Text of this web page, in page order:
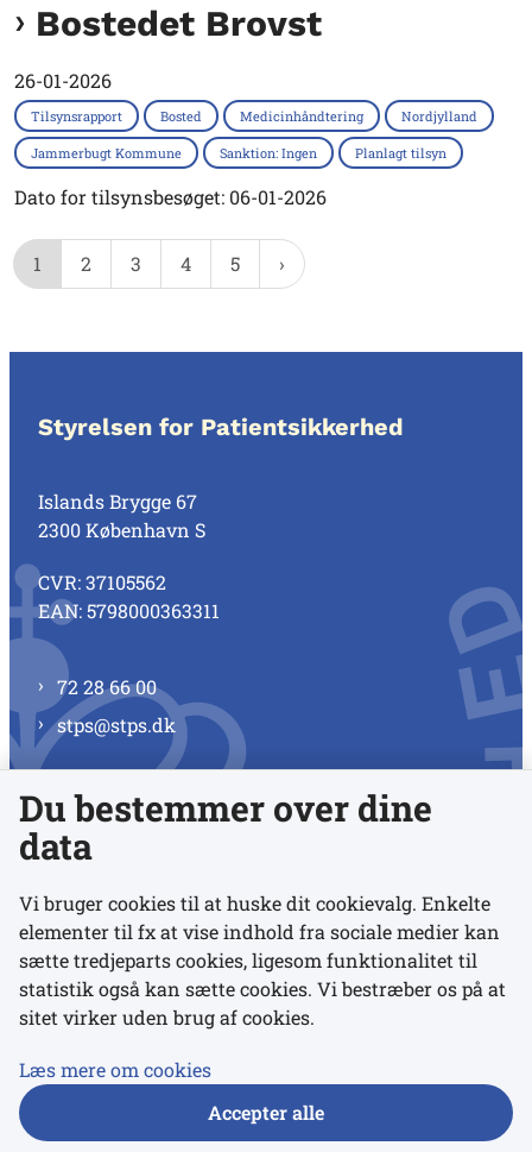
Bostedet Brovst
26-01-2026
Tilsynsrapport Bosted Medicinhåndtering Nordjylland
Jammerbugt Kommune Sanktion: Ingen Planlagt tilsyn
Dato for tilsynsbesøget: 06-01-2026
1 2 3 4 5
Styrelsen for Patientsikkerhed
Islands Brygge 67
2300 København S
CVR: 37105562
EAN: 5798000363311
72 28 66 00
stps@stps.dk
Se alle kontaktnumre
Links
Udgivelser
Du bestemmer over dine
data
Vi bruger cookies til at huske dit cookievalg. Enkelte
elementer til fx at vise indhold fra sociale medier kan
sætte tredjeparts cookies, ligesom funktionalitet til
statistik også kan sætte cookies. Vi bestræber os på at
sitet virker uden brug af cookies.
Læs mere om cookies
Accepter alle